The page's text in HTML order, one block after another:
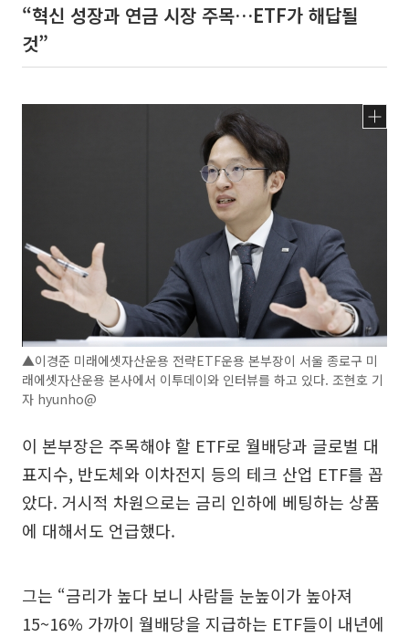
“혁신 성장과 연금 시장 주목…ETF가 해답될
것”
▲이경준 미래에셋자산운용 전략ETF운용 본부장이 서울 종로구 미
래에셋자산운용 본사에서 이투데이와 인터뷰를 하고 있다. 조현호 기
자 hyunho@
이 본부장은 주목해야 할 ETF로 월배당과 글로벌 대
표지수, 반도체와 이차전지 등의 테크 산업 ETF를 꼽
았다. 거시적 차원으로는 금리 인하에 베팅하는 상품
에 대해서도 언급했다.
그는 “금리가 높다 보니 사람들 눈높이가 높아져
15~16% 가까이 월배당을 지급하는 ETF들이 내년에